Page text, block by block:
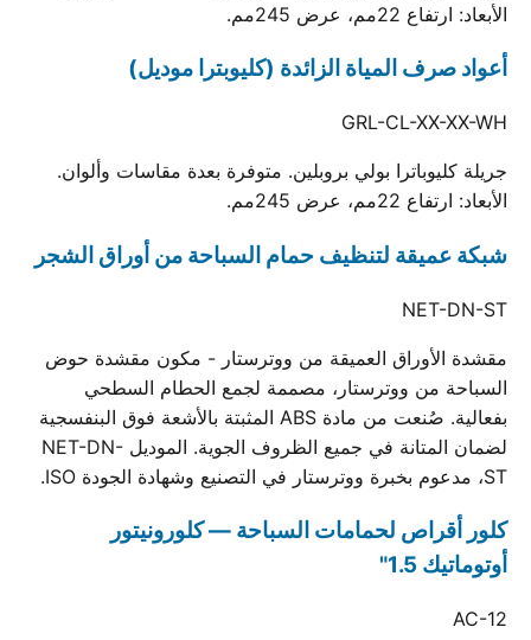
الأبعاد: ارتفاع 22مم، عرض 245مم.
أعواد صرف المياة الزائدة (كليوبترا موديل)
GRL-CL-XX-XX-WH
جريلة كليوباترا بولي بروبلين. متوفرة بعدة مقاسات وألوان.
الأبعاد: ارتفاع 22مم، عرض 245مم.
شبكة عميقة لتنظيف حمام السباحة من أوراق الشجر
NET-DN-ST
مقشدة الأوراق العميقة من ووترستار - مكون مقشدة حوض
السباحة من ووترستار، مصممة لجمع الحطام السطحي
بفعالية. صُنعت من مادة ABS المثبتة بالأشعة فوق البنفسجية
لضمان المتانة في جميع الظروف الجوية. الموديل NET-DN-
ST، مدعوم بخبرة ووترستار في التصنيع وشهادة الجودة ISO.
كلور أقراص لحمامات السباحة — كلورونيتور
أوتوماتيك 1.5"
AC-12